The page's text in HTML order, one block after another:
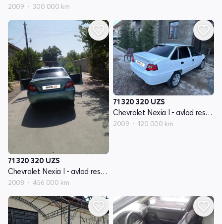
2009 300 000 km
71 320 320 UZS
Chevrolet Nexia I - avlod restayling
2008 456 000 km
71 320 320 UZS
Chevrolet Nexia I - avlod restayling
2009 120 000 km